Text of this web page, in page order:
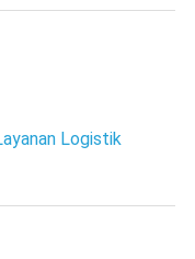
Logistik